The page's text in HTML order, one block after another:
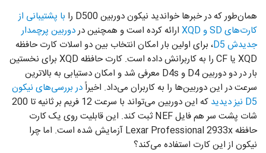
همان‌طور که در خبر‌ها خواندید نیکون دوربین D500 را
با پشتیبانی از
کارت‌های SD و XQD
ارائه کرده است و همچنین دردوربین پرچمدار
جدیدش D5
، برای اولین بار امکان انتخاب بین دو اسلات کارت حافظه
XQD یا CF را به کاربرانش داده است. کارت حافظه XQD برای نخستین
بار در دو دوربین D4 و D4s معرفی شد و امکان دستیابی به بالاترین
سرعت در این دوربین‌ها را به کاربران می‌داد. اخیراًدر بررسی‌های نیکون
D5 نیز دیدید
که این دوربین می‌تواند با سرعت 12 فریم بر ثانیه تا 200
شات پشت سر هم فایل NEF ثبت کند. این قابلیت روی یک کارت
حافظه Lexar Professional 2933x آزمایش شده است. اما چرا
نیکون از این کارت استفاده می‌کند؟